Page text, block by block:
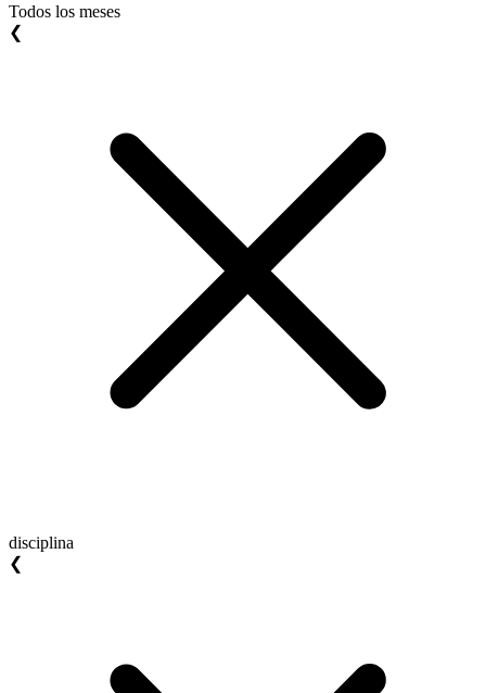
Todos los meses
❮
disciplina
❮